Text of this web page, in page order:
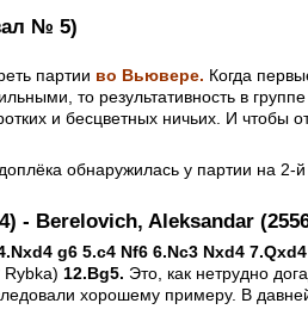
№ 5)
партии во Вьювере. Когда
то результативность в
и бесцветных ничьих. И чтобы
обнаружилась у партии на 2-й
- Berelovich, Aleksandar
g6 5.c4 Nf6 6.Nc3 Nxd4
12.Bg5. Это, как нетрудно
хорошему примеру. В